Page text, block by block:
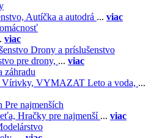
Autíčka a autodrá ... viac
viac
Drony a príslušenstvo
pre drony, ... viac
záhradu
Vírivky, VYMAZAT Leto a voda, ...
Pre najmenších
Hračky pre najmenší ... viac